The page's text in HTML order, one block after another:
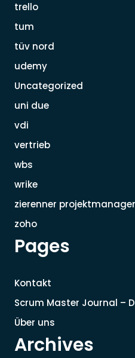
trello
tum
tüv nord
udemy
Uncategorized
uni due
vdi
vertrieb
wbs
wrike
zierenner
zoho
Pages
Kontakt
Scrum Master Journal –
Über uns
Archives